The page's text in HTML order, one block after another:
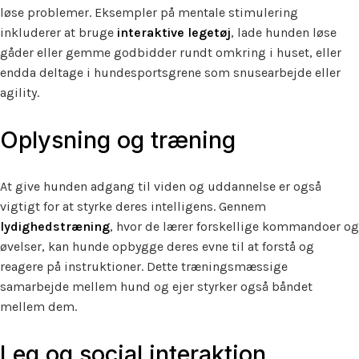
løse problemer. Eksempler på mentale stimulering
inkluderer at bruge interaktive legetøj, lade hunden løse
gåder eller gemme godbidder rundt omkring i huset, eller
endda deltage i hundesportsgrene som snusearbejde eller
agility.
Oplysning og træning
At give hunden adgang til viden og uddannelse er også
vigtigt for at styrke deres intelligens. Gennem
lydighedstræning, hvor de lærer forskellige kommandoer og
øvelser, kan hunde opbygge deres evne til at forstå og
reagere på instruktioner. Dette træningsmæssige
samarbejde mellem hund og ejer styrker også båndet
mellem dem.